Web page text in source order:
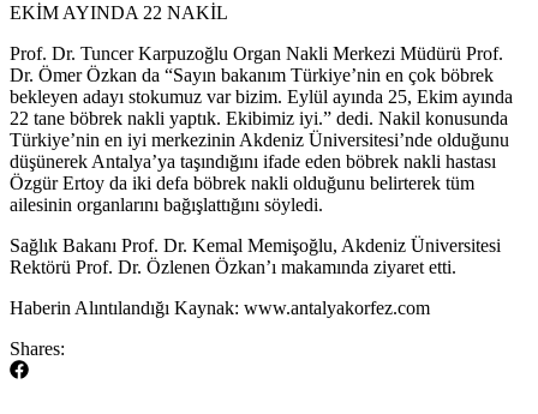
EKİM AYINDA 22 NAKİL
Prof. Dr. Tuncer Karpuzoğlu Organ Nakli Merkezi Müdürü Prof.
Dr. Ömer Özkan da “Sayın bakanım Türkiye’nin en çok böbrek
bekleyen adayı stokumuz var bizim. Eylül ayında 25, Ekim ayında
22 tane böbrek nakli yaptık. Ekibimiz iyi.” dedi. Nakil konusunda
Türkiye’nin en iyi merkezinin Akdeniz Üniversitesi’nde olduğunu
düşünerek Antalya’ya taşındığını ifade eden böbrek nakli hastası
Özgür Ertoy da iki defa böbrek nakli olduğunu belirterek tüm
ailesinin organlarını bağışlattığını söyledi.
​Sağlık Bakanı Prof. Dr. Kemal Memişoğlu, Akdeniz Üniversitesi
Rektörü Prof. Dr. Özlenen Özkan’ı makamında ziyaret etti.
​Haberin Alıntılandığı Kaynak: www.antalyakorfez.com
Shares: